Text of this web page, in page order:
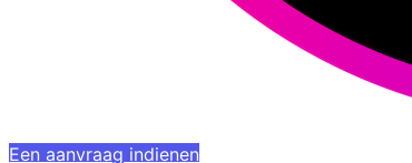
Een aanvraag indienen